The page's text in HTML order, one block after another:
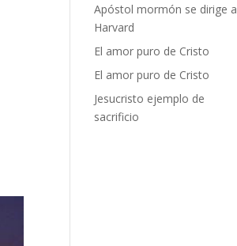
Apóstol mormón se dirige a
Harvard
El amor puro de Cristo
El amor puro de Cristo
Jesucristo ejemplo de
sacrificio